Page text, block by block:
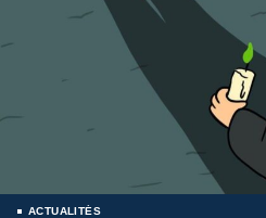
ACTUALITÉS